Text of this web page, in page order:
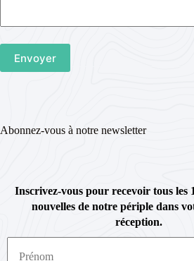
Abonnez-vous à notre newsletter
Inscrivez-vous pour recevoir tous les
nouvelles de notre périple dans
réception.